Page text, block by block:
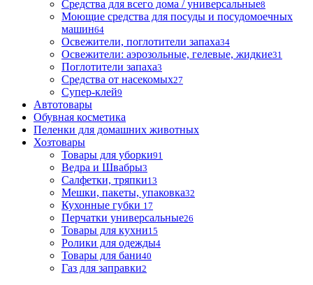
Средства для всего дома / универсальные8
Моющие средства для посуды и посудомоечных
машин64
Освежители, поглотители запаха34
Освежители: аэрозольные, гелевые, жидкие31
Поглотители запаха3
Средства от насекомых27
Супер-клей9
Автотовары
Обувная косметика
Пеленки для домашних животных
Хозтовары
Товары для уборки91
Ведра и Швабры3
Салфетки, тряпки13
Мешки, пакеты, упаковка32
Кухонные губки 17
Перчатки универсальные26
Товары для кухни15
Ролики для одежды4
Товары для бани40
Газ для заправки2